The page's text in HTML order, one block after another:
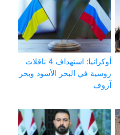
أوكرانيا: استهداف 4 ناقلات
روسية في البحر الأسود وبحر
آزوف